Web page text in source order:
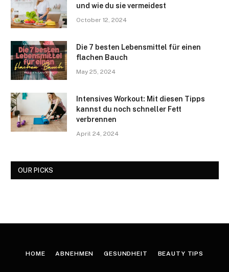
und wie du sie vermeidest
October 12, 2024
Die 7 besten Lebensmittel für einen
flachen Bauch
May 25, 2024
Intensives Workout: Mit diesen Tipps
kannst du noch schneller Fett
verbrennen
April 24, 2024
OUR PICKS
HOME ABNEHMEN GESUNDHEIT BEAUTY TIPS